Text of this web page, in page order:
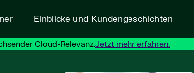
Einblicke und Kundengeschichten
Cloud-Relevanz.Jetzt mehr erfahren.